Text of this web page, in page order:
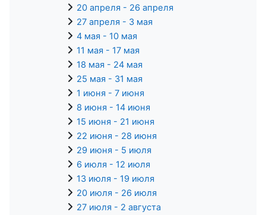
20 апреля - 26 апреля
27 апреля - 3 мая
4 мая - 10 мая
11 мая - 17 мая
18 мая - 24 мая
25 мая - 31 мая
1 июня - 7 июня
8 июня - 14 июня
15 июня - 21 июня
22 июня - 28 июня
29 июня - 5 июля
6 июля - 12 июля
13 июля - 19 июля
20 июля - 26 июля
27 июля - 2 августа